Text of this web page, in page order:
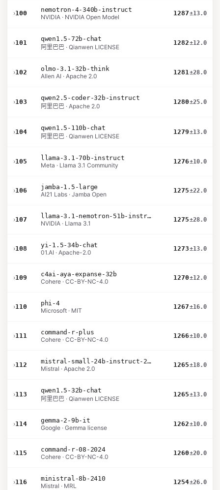
›100
nemotron-4-340b-instruct
NVIDIA · NVIDIA Open Model
1287±13.0
›101
qwen1.5-72b-chat
阿里巴巴 · Qianwen LICENSE
1282±12.0
›102
olmo-3.1-32b-think
Allen AI · Apache 2.0
1281±28.0
›103
qwen2.5-coder-32b-instruct
阿里巴巴 · Apache 2.0
1280±25.0
›104
qwen1.5-110b-chat
阿里巴巴 · Qianwen LICENSE
1279±13.0
›105
llama-3.1-70b-instruct
Meta · Llama 3.1 Community
1276±10.0
›106
jamba-1.5-large
AI21 Labs · Jamba Open
1275±22.0
›107
llama-3.1-nemotron-51b-instruct
NVIDIA · Llama 3.1
1275±28.0
›108
yi-1.5-34b-chat
01.AI · Apache-2.0
1273±13.0
›109
c4ai-aya-expanse-32b
Cohere · CC-BY-NC-4.0
1270±12.0
›110
phi-4
Microsoft · MIT
1267±16.0
›111
command-r-plus
Cohere · CC-BY-NC-4.0
1266±10.0
›112
mistral-small-24b-instruct-2501
Mistral · Apache 2.0
1265±18.0
›113
qwen1.5-32b-chat
阿里巴巴 · Qianwen LICENSE
1265±13.0
›114
gemma-2-9b-it
Google · Gemma license
1262±10.0
›115
command-r-08-2024
Cohere · CC-BY-NC-4.0
1260±20.0
›116
ministral-8b-2410
Mistral · MRL
1254±26.0